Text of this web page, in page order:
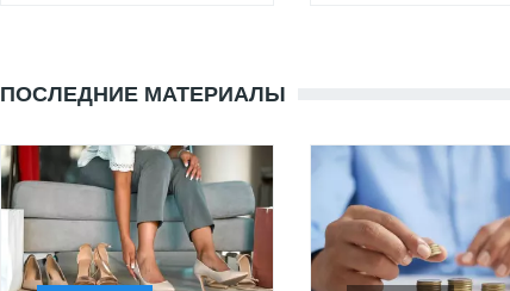
ПОСЛЕДНИЕ МАТЕРИАЛЫ